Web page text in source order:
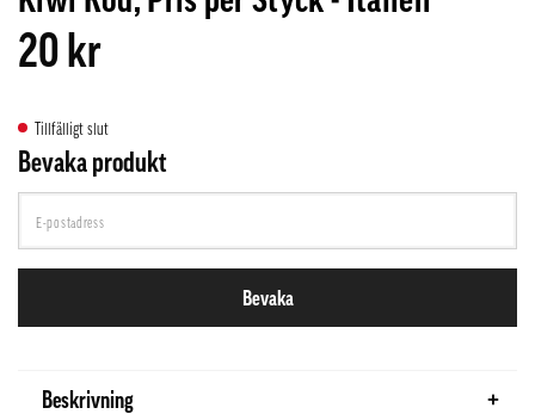
20 kr
Tillfälligt slut
Bevaka produkt
Bevaka
Beskrivning